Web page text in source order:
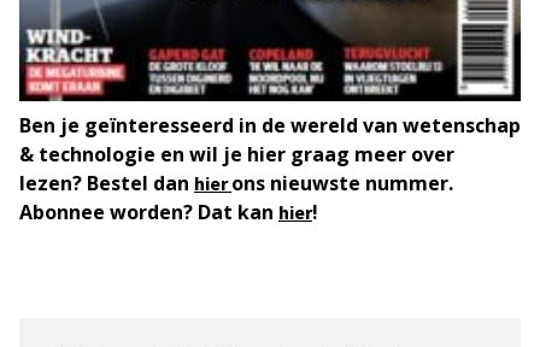
Ben je geïnteresseerd in de wereld van wetenschap
& technologie en wil je hier graag meer over
lezen? Bestel dan hierons nieuwste nummer.
Abonnee worden? Dat kan hier!